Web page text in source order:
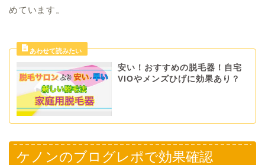
めています。
安い！おすすめの脱毛器！自宅
VIOやメンズひげに効果あり？
ケノンのブログレポで効果確認